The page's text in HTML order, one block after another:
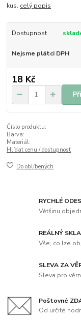
kus. celý popis
Dostupnost
Nejsme plátci DPH
18 Kč
Číslo produktu:
Barva:
Materiál:
Hlídat cenu / dostupnost
Do oblíbených
RYCHLÉ
Většinu
REÁLNÝ
Vše, co lze
SLEVA ZA
Sleva pro
Poštovné
Od určité